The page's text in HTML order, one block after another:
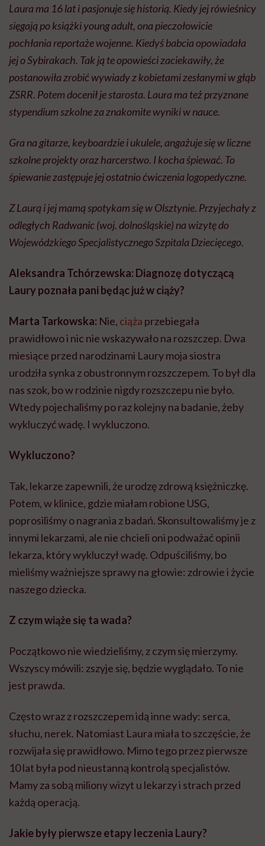
Laura ma 16 lat i pasjonuje się historią. Kiedy jej rówieśnicy
sięgają po książki young adult, ona pieczołowicie
pochłania reportaże wojenne. Kiedyś babcia opowiadała
jej o Sybirakach. Tak ją te opowieści zaciekawiły, że
postanowiła zrobić wywiady z kobietami zesłanymi w głąb
ZSRR. Potem docenił je starosta. Laura ma też przyznane
stypendium szkolne za znakomite wyniki w nauce.
Gra na gitarze, keyboardzie i ukulele, angażuje się w liczne
szkolne projekty oraz harcerstwo. I kocha śpiewać. To
śpiewanie zastępuje jej ostatnio ćwiczenia logopedyczne.
Z Laurą i jej mamą spotykam się w Olsztynie. Przyjechały z
odległych Radwanic (woj. dolnośląskie) na wizytę do
Wojewódzkiego Specjalistycznego Szpitala Dziecięcego.
Aleksandra Tchórzewska: Diagnozę dotyczącą
Laury poznała pani będąc już w ciąży?
Marta Tarkowska: Nie, ciąża przebiegała
prawidłowo i nic nie wskazywało na rozszczep. Dwa
miesiące przed narodzinami Laury moja siostra
urodziła synka z obustronnym rozszczepem. To był dla
nas szok, bo w rodzinie nigdy rozszczepu nie było.
Wtedy pojechaliśmy po raz kolejny na badanie, żeby
wykluczyć wadę. I wykluczono.
Wykluczono?
Tak, lekarze zapewnili, że urodzę zdrową księżniczkę.
Potem, w klinice, gdzie miałam robione USG,
poprosiliśmy o nagrania z badań. Skonsultowaliśmy je z
innymi lekarzami, ale nie chcieli oni podważać opinii
lekarza, który wykluczył wadę. Odpuściliśmy, bo
mieliśmy ważniejsze sprawy na głowie: zdrowie i życie
naszego dziecka.
Z czym wiąże się ta wada?
Początkowo nie wiedzieliśmy, z czym się mierzymy.
Wszyscy mówili: zszyje się, będzie wyglądało. To nie
jest prawda.
Często wraz z rozszczepem idą inne wady: serca,
słuchu, nerek. Natomiast Laura miała to szczęście, że
rozwijała się prawidłowo. Mimo tego przez pierwsze
10 lat była pod nieustanną kontrolą specjalistów.
Mamy za sobą miliony wizyt u lekarzy i strach przed
każdą operacją.
Jakie były pierwsze etapy leczenia Laury?